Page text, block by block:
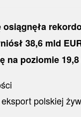
38,6 mld
poziomie